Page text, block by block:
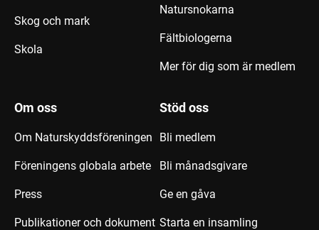
Skog och mark
Skola
Natursnokarna
Fältbiologerna
Mer för dig som är medlem
Om oss
Om Naturskyddsföreningen
Föreningens globala arbete
Press
Publikationer och dokument
Stöd oss
Bli medlem
Bli månadsgivare
Ge en gåva
Starta en insamling